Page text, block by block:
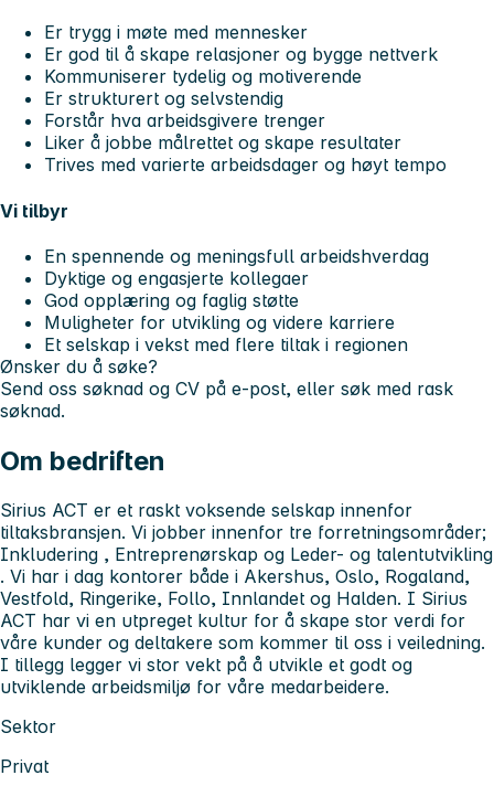
Er trygg i møte med mennesker
Er god til å skape relasjoner og bygge nettverk
Kommuniserer tydelig og motiverende
Er strukturert og selvstendig
Forstår hva arbeidsgivere trenger
Liker å jobbe målrettet og skape resultater
Trives med varierte arbeidsdager og høyt tempo
Vi tilbyr
En spennende og meningsfull arbeidshverdag
Dyktige og engasjerte kollegaer
God opplæring og faglig støtte
Muligheter for utvikling og videre karriere
Et selskap i vekst med flere tiltak i regionen
Ønsker du å søke?
Send oss søknad og CV på e-post, eller søk med rask
søknad.
Om bedriften
Sirius ACT er et raskt voksende selskap innenfor
tiltaksbransjen. Vi jobber innenfor tre forretningsområder;
Inkludering , Entreprenørskap og Leder- og talentutvikling
. Vi har i dag kontorer både i Akershus, Oslo, Rogaland,
Vestfold, Ringerike, Follo, Innlandet og Halden. I Sirius
ACT har vi en utpreget kultur for å skape stor verdi for
våre kunder og deltakere som kommer til oss i veiledning.
I tillegg legger vi stor vekt på å utvikle et godt og
utviklende arbeidsmiljø for våre medarbeidere.
Sektor
Privat